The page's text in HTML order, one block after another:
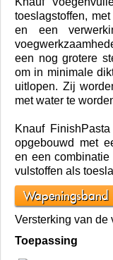
toeslagstoffen,
en een
een nog grotere
om in minimale
uitlopen. Zij
met water te
Knauf
opgebouwd met
en een
vulstoffen als
Wapeningsband
Versterking van de
Toepassing